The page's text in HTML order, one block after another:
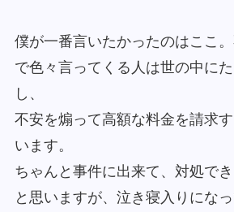
僕が一番言いたかったのはここ
で色々言ってくる人は世の中に
し、
不安を煽って高額な料金を請求
います。
ちゃんと事件に出来て、対処で
と思いますが、泣き寝入りにな